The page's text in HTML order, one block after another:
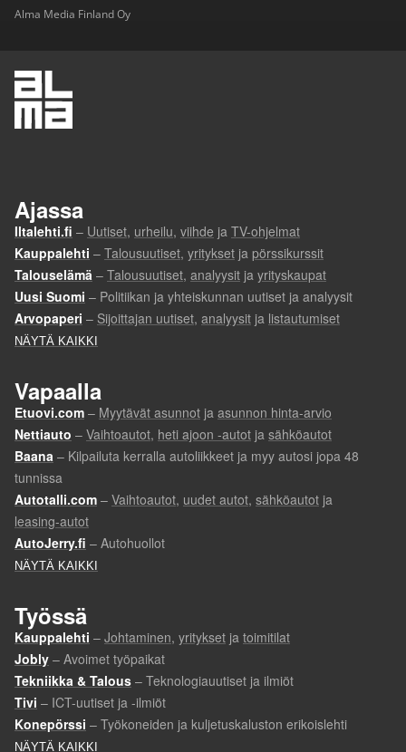
Alma Media Finland Oy